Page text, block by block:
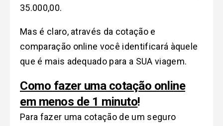
35.000,00.
Mas é claro, através da cotação e
comparação online você identificará àquele
que é mais adequado para a SUA viagem.
Como fazer uma cotação online
em menos de 1 minuto!
Para fazer uma cotação de um seguro